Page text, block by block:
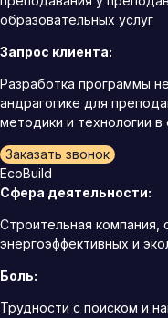
образовательных услуг
Запрос клиента:
Разработка программы
андрагогике для
методики и технологии
Заказать звонок
EcoBuild
Сфера деятельности:
Строительная компания,
энергоэффективных и
Боль:
Трудности с поиском и